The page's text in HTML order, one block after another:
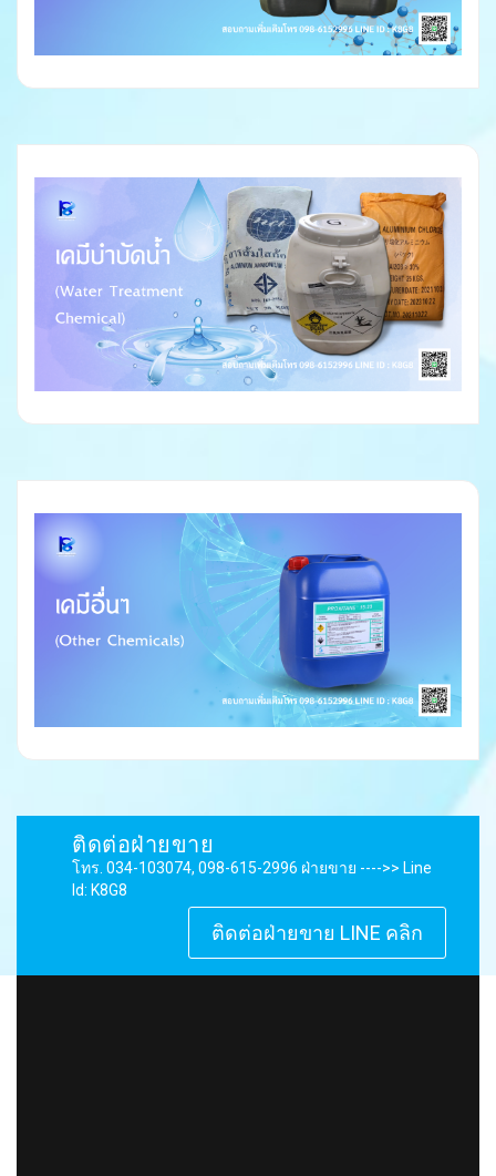
ติดต่อฝ่ายขาย
โทร. 034-103074, 098-615-2996 ฝ่ายขาย ---->> Line
Id: K8G8
ติดต่อฝ่ายขาย LINE คลิก